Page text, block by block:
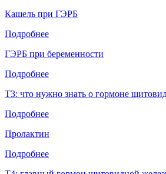
Кашель при ГЭРБ
Подробнее
ГЭРБ при беременности
Подробнее
Т3: что нужно знать о гормоне
Подробнее
Пролактин
Подробнее